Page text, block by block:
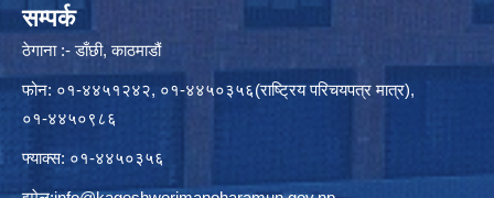
सम्पर्क
ठेगाना :- डाँछी, काठमाडौं
फोन: ०१-४४५१२४२, ०१-४४५०३५६(राष्ट्रिय परिचयपत्र मात्र),
०१-४४५०९८६
फ्याक्स: ०१-४४५०३५६